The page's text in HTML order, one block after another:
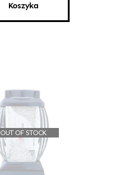
Koszyka
OUT OF STOCK